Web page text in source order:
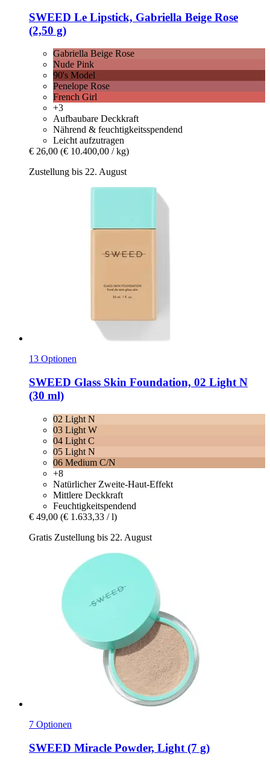
SWEED Le Lipstick, Gabriella Beige Rose
(2,50 g)
Gabriella Beige Rose
Nude Pink
90's Model
Penelope Rose
French Girl
+3
Aufbaubare Deckkraft
Nährend & feuchtigkeitsspendend
Leicht aufzutragen
€ 26,00 (€ 10.400,00 / kg)
Zustellung bis 22. August
13 Optionen
SWEED Glass Skin Foundation, 02 Light N
(30 ml)
02 Light N
03 Light W
04 Light C
05 Light N
06 Medium C/N
+8
Natürlicher Zweite-Haut-Effekt
Mittlere Deckkraft
Feuchtigkeitspendend
€ 49,00 (€ 1.633,33 / l)
Gratis Zustellung bis 22. August
7 Optionen
SWEED Miracle Powder, Light (7 g)